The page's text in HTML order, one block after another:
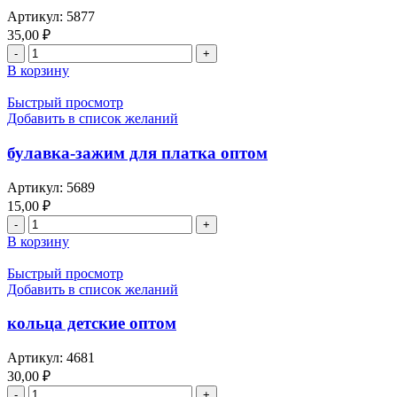
Артикул: 5877
35,00 ₽
Количество
товара
браслеты-
детские
оптом
В корзину
Быстрый просмотр
Добавить в список желаний
булавка-зажим для платка оптом
Артикул: 5689
15,00 ₽
Количество
товара
булавка-
зажим
для
оптом
В корзину
Быстрый просмотр
Добавить в список желаний
кольца детские оптом
Артикул: 4681
30,00 ₽
Количество